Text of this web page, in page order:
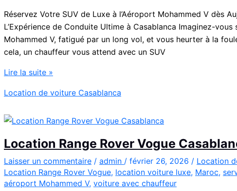
bons
plans
Réservez Votre SUV de Luxe à l’Aéroport Mohammed V dès
L’Expérience de Conduite Ultime à Casablanca Imaginez-vous
Mohammed V, fatigué par un long vol, et vous heurter à la
cela, un chauffeur vous attend avec un SUV
Réservez
SUV
Luxe
l’Aéroport
Mohammed
V
Lire la suite »
Location de voiture Casablanca
Location Range Rover Vogue
Laisser un commentaire / admin / février 26, 2026 / Location
Location Range Rover Vogue, location voiture luxe, Maroc,
aéroport Mohammed V, voiture avec chauffeur